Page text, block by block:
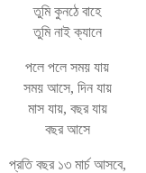
তুমি কুনঠে বাহে
তুমি নাই ক্যানে
পলে পলে সময় যায়
সময় আসে, দিন যায়
মাস যায়, বছর যায়
বছর আসে
প্রতি বছর ১৩ মার্চ আসবে,